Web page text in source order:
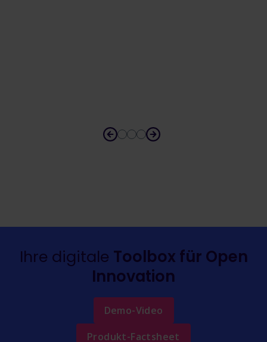
Ihre digitale Toolbox für Open
Innovation
Demo-Video
Produkt-Factsheet